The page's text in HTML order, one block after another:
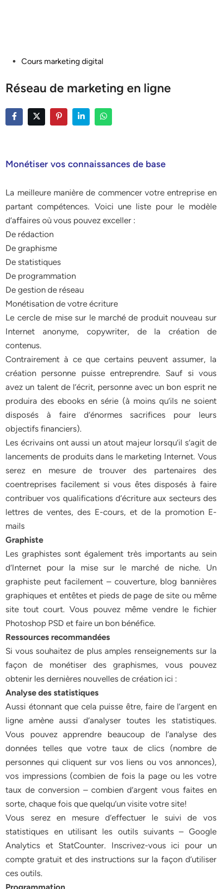
PostedCours marketing digital
Réseau de marketing en ligne
Monétiser vos connaissances de base
La meilleure manière de commencer votre entreprise en
partant compétences. Voici une liste pour le modèle
d’affaires où vous pouvez exceller :
De rédaction
De graphisme
De statistiques
De programmation
De gestion de réseau
Monétisation de votre écriture
Le cercle de mise sur le marché de produit nouveau sur
Internet anonyme, copywriter, de la création de
contenus.
Contrairement à ce que certains peuvent assumer, la
création personne puisse entreprendre. Sauf si vous
avez un talent de l’écrit, personne avec un bon esprit ne
produira des ebooks en série (à moins qu’ils ne soient
disposés à faire d’énormes sacrifices pour leurs
objectifs financiers).
Les écrivains ont aussi un atout majeur lorsqu’il s’agit de
lancements de produits dans le marketing Internet. Vous
serez en mesure de trouver des partenaires des
coentreprises facilement si vous êtes disposés à faire
contribuer vos qualifications d’écriture aux secteurs des
lettres de ventes, des E-cours, et de la promotion E-
mails
Graphiste
Les graphistes sont également très importants au sein
d’Internet pour la mise sur le marché de niche. Un
graphiste peut facilement – couverture, blog bannières
graphiques et entêtes et pieds de page de site ou même
site tout court. Vous pouvez même vendre le fichier
Photoshop PSD et faire un bon bénéfice.
Ressources recommandées
Si vous souhaitez de plus amples renseignements sur la
façon de monétiser des graphismes, vous pouvez
obtenir les dernières nouvelles de création ici :
Analyse des statistiques
Aussi étonnant que cela puisse être, faire de l’argent en
ligne amène aussi d’analyser toutes les statistiques.
Vous pouvez apprendre beaucoup de l’analyse des
données telles que votre taux de clics (nombre de
personnes qui cliquent sur vos liens ou vos annonces),
vos impressions (combien de fois la page ou les votre
taux de conversion – combien d’argent vous faites en
sorte, chaque fois que quelqu’un visite votre site!
Vous serez en mesure d’effectuer le suivi de vos
statistiques en utilisant les outils suivants – Google
Analytics et StatCounter. Inscrivez-vous ici pour un
compte gratuit et des instructions sur la façon d’utiliser
ces outils.
Programmation